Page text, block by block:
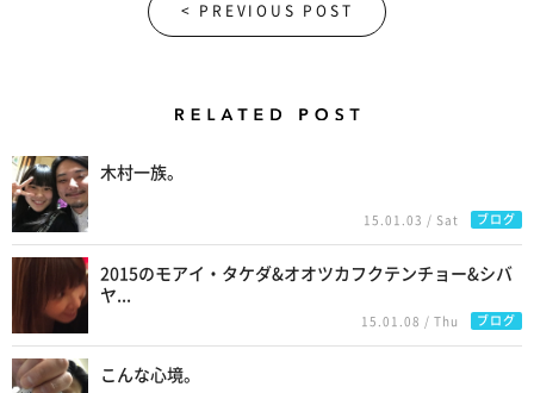
< PREVIOUS POST
木村一族。
15.01.03 / Sat ブログ
2015のモアイ・タケダ&オオツカフクテンチョー&シバ
ヤ...
15.01.08 / Thu ブログ
こんな心境。